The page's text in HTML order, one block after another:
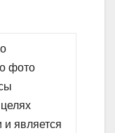
фото
и является